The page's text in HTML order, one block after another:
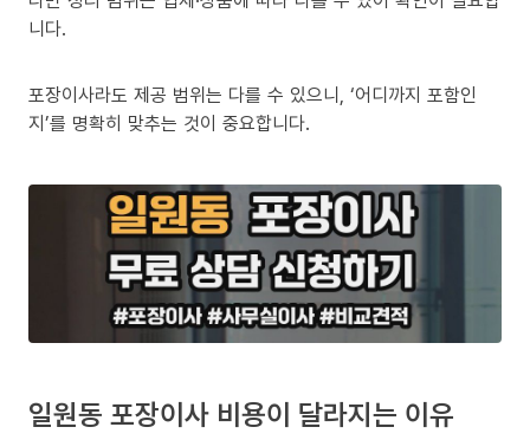
니다.
포장이사라도 제공 범위는 다를 수 있으니, ‘어디까지 포함인
지’를 명확히 맞추는 것이 중요합니다.
일원동 포장이사 비용이 달라지는 이유